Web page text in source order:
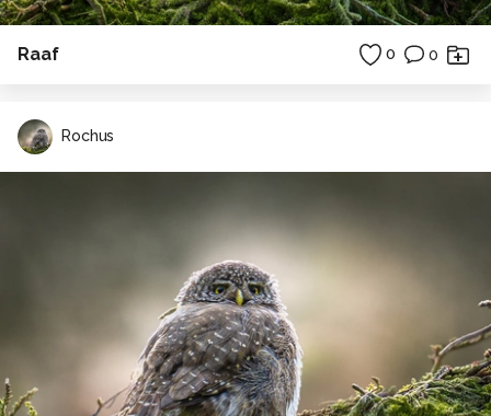
Raaf 0 0
Rochus